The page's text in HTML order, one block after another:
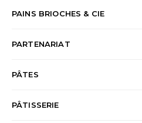
PAINS BRIOCHES & CIE
PARTENARIAT
PÂTES
PÂTISSERIE